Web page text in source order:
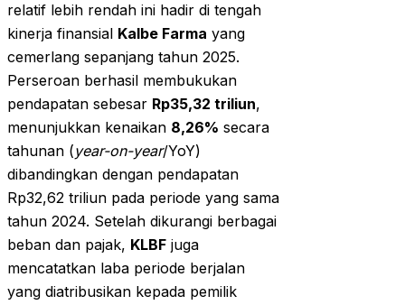
relatif lebih rendah ini hadir di tengah
kinerja finansial Kalbe Farma yang
cemerlang sepanjang tahun 2025.
Perseroan berhasil membukukan
pendapatan sebesar Rp35,32 triliun,
menunjukkan kenaikan 8,26% secara
tahunan (year-on-year/YoY)
dibandingkan dengan pendapatan
Rp32,62 triliun pada periode yang sama
tahun 2024. Setelah dikurangi berbagai
beban dan pajak, KLBF juga
mencatatkan laba periode berjalan
yang diatribusikan kepada pemilik